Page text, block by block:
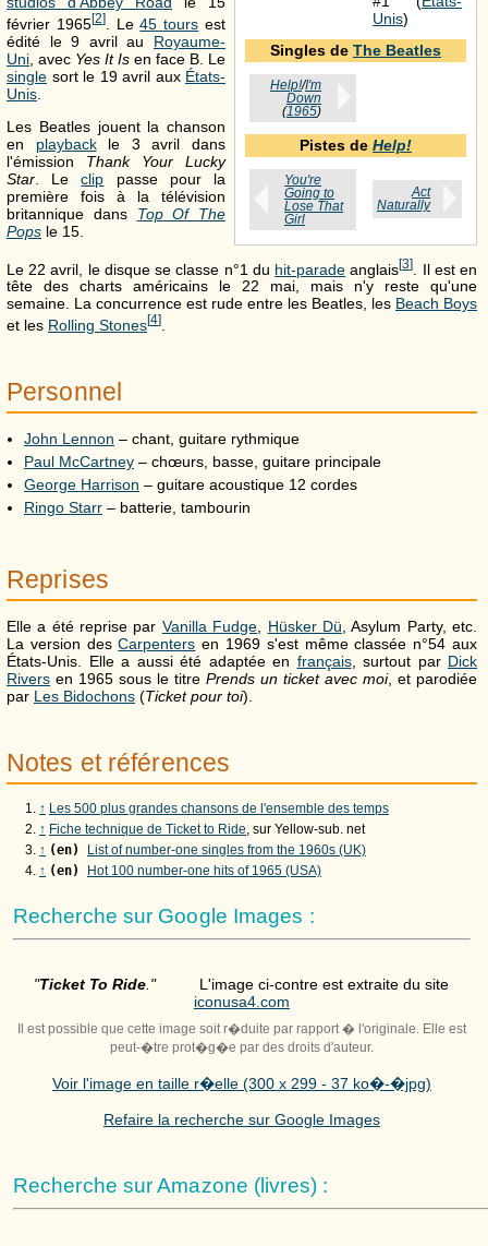
Unis)
Singles de The Beatles
Help!/I'm
Down
(1965)
Pistes de Help!
You're
Going to
Lose That
Girl
Act
Naturally
février 1965[2]. Le45 tours est
édité le 9 avril au Royaume-
Uni , avec Yes It Is en face B. Le
single sort le 19 avril aux États-
Unis
Les Beatles jouent la chanson
en playbackle 3 avril dans
l'émission Thank Your Lucky
Star . Leclip passe pour la
première fois à la télévision
britannique dans Top Of The
Pops le 15.
Le 22 avril, le disque se classe n°1 du hit-parade anglais[3] . Il est en
tête des charts américains le 22 mai, mais n'y reste qu'une
semaine. La concurrence est rude entre les Beatles, les Beach Boys
et les Rolling Stones[4]
Personnel
John Lennon – chant, guitare rythmique
Paul McCartney – chœurs, basse, guitare principale
George Harrison – guitare acoustique 12 cordes
Ringo Starr – batterie, tambourin
Reprises
Elle a été reprise par Vanilla Fudge Hüsker Dü , Asylum Party, etc.
La version desCarpenters en 1969 s'est même classée n°54 aux
États-Unis. Elle a aussi été adaptée en français, surtout par Dick
Rivers en 1965 sous le titre Prends un ticket avec moi, et parodiée
par Les Bidochons (Ticket pour toi).
Notes et références
↑ Les 500 plus grandes chansons de l'ensemble des temps
↑ Fiche technique de Ticket to Ride, sur Yellow-sub. net
↑ (en)
List of number-one singles from the 1960s (UK)
↑ (en) Hot 100 number-one hits of 1965 (USA)
Recherche sur Google Images :
"Ticket To Ride."
L'image ci-contre est extraite du site
iconusa4.com
Il est possible que cette image soit r�duite par rapport � l'originale. Elle est
peut-�tre prot�g�e par des droits d'auteur.
Voir l'image en taille r�elle (300 x 299 - 37 ko�-�jpg)
Refaire la recherche sur Google Images
Recherche sur Amazone (livres) :